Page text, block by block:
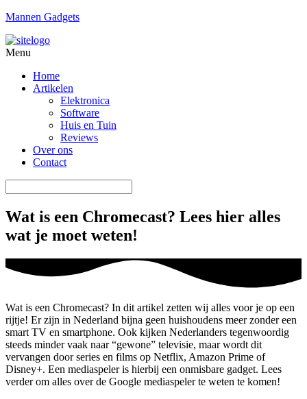
Mannen Gadgets
Menu
Home
Artikelen
Elektronica
Software
Huis en Tuin
Reviews
Over ons
Contact
Wat is een Chromecast? Lees hier alles
wat je moet weten!
Wat is een Chromecast? In dit artikel zetten wij alles voor je op een
rijtje! Er zijn in Nederland bijna geen huishoudens meer zonder een
smart TV en smartphone. Ook kijken Nederlanders tegenwoordig
steeds minder vaak naar “gewone” televisie, maar wordt dit
vervangen door series en films op Netflix, Amazon Prime of
Disney+. Een mediaspeler is hierbij een onmisbare gadget. Lees
verder om alles over de Google mediaspeler te weten te komen!